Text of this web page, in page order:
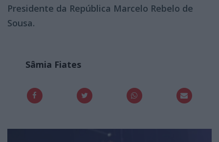
Presidente da República Marcelo Rebelo de
Sousa.
Sâmia Fiates